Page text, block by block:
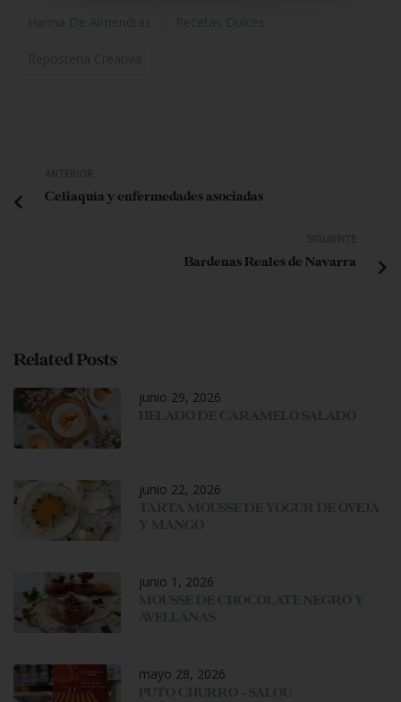
Harina De Almendras Recetas Dulces
Repostería Creativa
ANTERIOR
Celiaquía y enfermedades asociadas
SIGUIENTE
Bardenas Reales de Navarra
Related Posts
junio 29, 2026
HELADO DE CARAMELO SALADO
junio 22, 2026
TARTA MOUSSE DE YOGUR DE OVEJA
Y MANGO
junio 1, 2026
MOUSSE DE CHOCOLATE NEGRO Y
AVELLANAS
mayo 28, 2026
PUTO CHURRO – SALOU